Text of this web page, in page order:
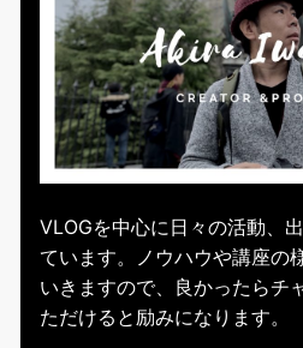
VLOGを中心に日々の活動、
ています。ノウハウや講座の
いきますので、良かったらチ
ただけると励みになります。